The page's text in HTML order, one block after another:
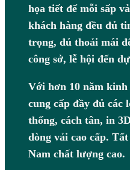
họa tiết để mỗi sấp
khách hàng đều đủ
trọng, đủ thoải mái
công sở, lễ hội đến
Với hơn 10 năm
cung cấp đầy đủ các
thống, cách tân, in
dòng vải cao cấp.
Nam chất lượng cao.